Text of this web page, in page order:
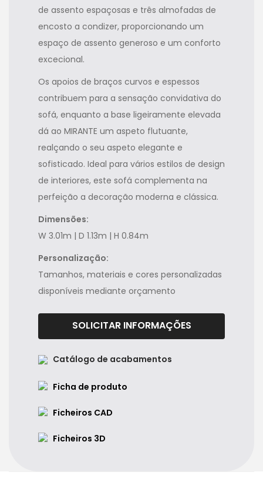
de assento espaçosas e três almofadas de
encosto a condizer, proporcionando um
espaço de assento generoso e um conforto
excecional.
Os apoios de braços curvos e espessos
contribuem para a sensação convidativa do
sofá, enquanto a base ligeiramente elevada
dá ao MIRANTE um aspeto flutuante,
realçando o seu aspeto elegante e
sofisticado. Ideal para vários estilos de design
de interiores, este sofá complementa na
perfeição a decoração moderna e clássica.
Dimensões:
W 3.01m | D 1.13m | H 0.84m
Personalização:
Tamanhos, materiais e cores personalizadas
disponíveis mediante orçamento
SOLICITAR INFORMAÇÕES
Catálogo de acabamentos
Ficha de produto
Ficheiros CAD
Ficheiros 3D